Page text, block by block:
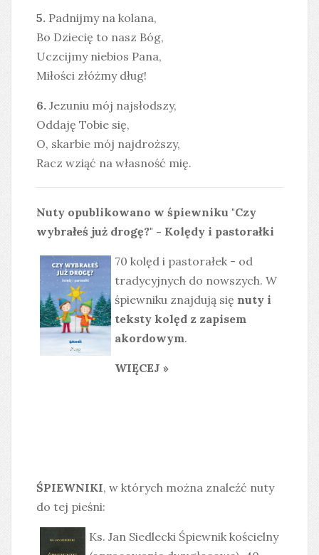
5. Padnijmy na kolana,
Bo Dziecię to nasz Bóg,
Uczcijmy niebios Pana,
Miłości złóżmy dług!
6. Jezuniu mój najsłodszy,
Oddaję Tobie się,
O, skarbie mój najdroższy,
Racz wziąć na własność mię.
Nuty opublikowano w śpiewniku "Czy
wybrałeś już drogę?" - Kolędy i pastorałki
70 kolęd i pastorałek - od
tradycyjnych do nowszych. W
śpiewniku znajdują się nuty i
teksty kolęd z zapisem
akordowym.
WIĘCEJ »
ŚPIEWNIKI, w których można znaleźć nuty
do tej pieśni:
Ks. Jan Siedlecki Śpiewnik kościelny